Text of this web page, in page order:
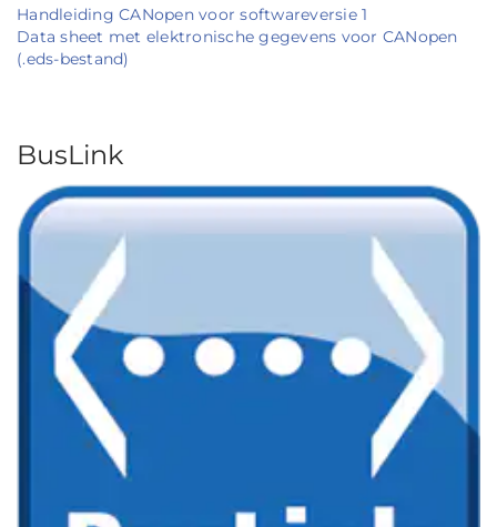
Handleiding CANopen voor softwareversie 1
Data sheet met elektronische gegevens voor CANopen
(.eds-bestand)
BusLink